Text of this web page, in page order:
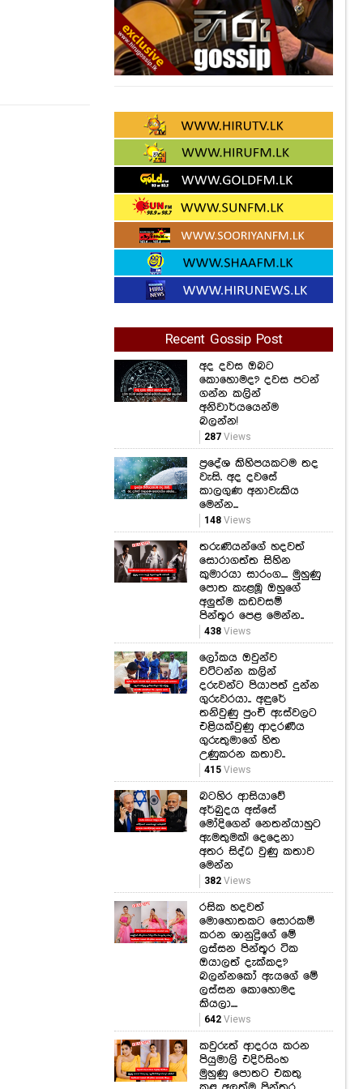
Recent Gossip Post
ගන්න කලින්
අනිවාර්යයෙන්ම
බලන්න!
287Views
ප්‍රදේශ කිහිපයකටම තද
වැසි. අද දවසේ
කාලගුණ අනාවැකිය
මෙන්න...
148Views
තරුණියන්ගේ හදවත්
සොරාගත්ත සිහින
කුමාරයා සාරංග.... මුහුණු
පොත කැළඹූ ඔහුගේ
අලුත්ම කඩවසම්
පින්තූර පෙළ මෙන්න..
438Views
ලෝකය ඔවුන්ව
වට්ටන්න කලින්
දරුවන්ට පියාපත් දුන්න
ගුරුවරයා.. අඳුරේ
තනිවුණු පුංචි ඇස්වලට
එළියක්වුණු ආදරණීය
ගුරුතුමාගේ හිත
උණුකරන කතාව..
415Views
බටහිර ආසියාවේ
අර්බුදය අස්සේ
මෝදිගෙන් නෙතන්යාහුට
ඇමතුමක්! දෙදෙනා
අතර සිද්ධ වුණු කතාව
මෙන්න
382Views
රසික හදවත්
මොහොතකට සොරකම්
කරන ශානුද්‍රිගේ මේ
ලස්සන පින්තූර ටික
ඔයාලත් දැක්කද?
බලන්නකෝ ඇයගේ මේ
ලස්සන කොහොමද
කියලා....
642Views
කවුරුත් ආදරය කරන
පියුමාලි එදිරිසිංහ
මුහුණු පොතට එකතු
කළ අලුත්ම පින්තූර
එකතුව මෙන්න!
බලන්නකෝ ඇයගේ මේ
ලස්සන කොහොමද
කියලා....